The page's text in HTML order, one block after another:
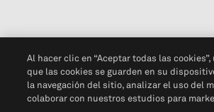
Al hacer clic en “Aceptar todas las
que las cookies se guarden en su
la navegación del sitio, analizar el uso del
colaborar con nuestros estudios para